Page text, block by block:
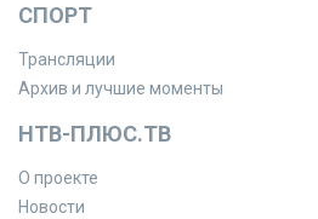
СПОРТ
Трансляции
Архив и лучшие моменты
НТВ-ПЛЮС.ТВ
О проекте
Новости